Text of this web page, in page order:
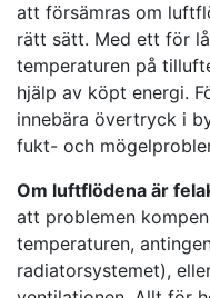
att försämras om
rätt sätt. Med ett för
temperaturen på
hjälp av köpt energi.
innebära övertryck i
fukt- och
Om luftflödena är
att problemen
temperaturen,
radiatorsystemet),